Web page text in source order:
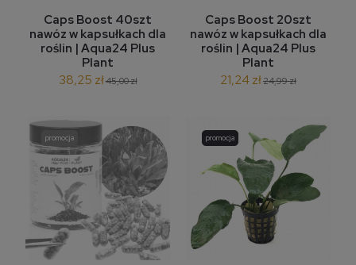
Caps Boost 40szt
nawóz w kapsułkach dla
roślin | Aqua24 Plus
Plant
38,25 zł45,00 zł
Caps Boost 20szt
nawóz w kapsułkach dla
roślin | Aqua24 Plus
Plant
21,24 zł24,99 zł
promocja promocja